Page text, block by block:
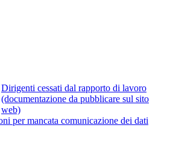
Dirigenti cessati dal rapporto di lavoro
(documentazione da pubblicare sul sito
web)
per mancata comunicazione dei dati